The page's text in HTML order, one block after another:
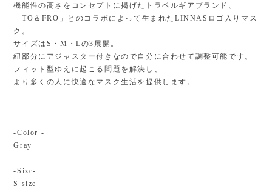
機能性の高さをコンセプトに掲げたトラベルギアブランド、
「TO＆FRO」とのコラボによって生まれたLINNASロゴ入りマス
ク。
サイズはS・M・Lの3展開。
紐部分にアジャスター付きなので自分に合わせて調整可能です。
フィット型ゆえに起こる問題を解決し、
より多くの人に快適なマスク生活を提供します。
-Color -
Gray
-Size-
S size